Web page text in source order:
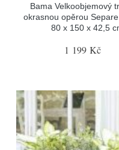
Bama Velkoobjemový
okrasnou opěrou Separe
80 x 150 x 42,5
1 199 Kč